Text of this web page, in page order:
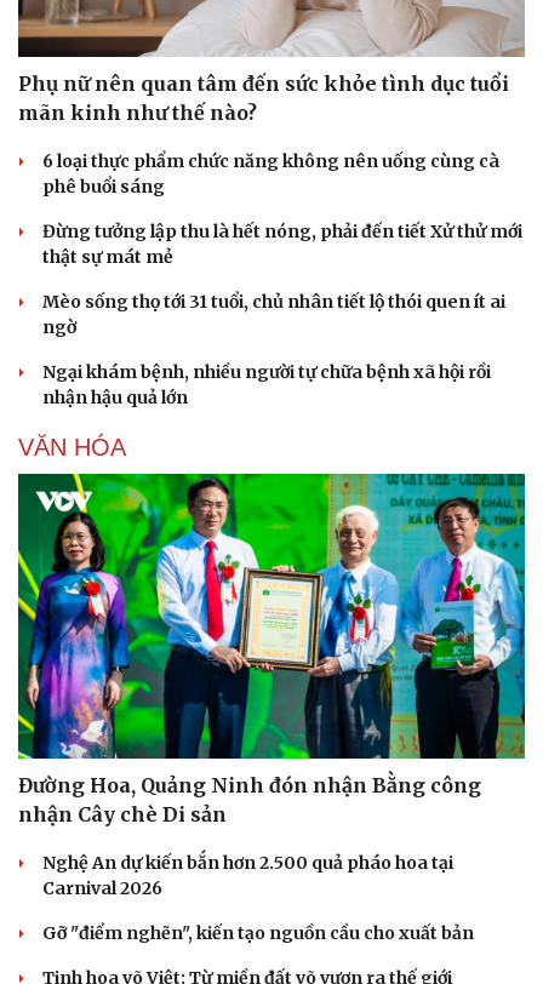
Phụ nữ nên quan tâm đến sức khỏe tình dục tuổi
mãn kinh như thế nào?
6 loại thực phẩm chức năng không nên uống cùng cà
phê buổi sáng
Đừng tưởng lập thu là hết nóng, phải đến tiết Xử thử mới
thật sự mát mẻ
Mèo sống thọ tới 31 tuổi, chủ nhân tiết lộ thói quen ít ai
ngờ
Ngại khám bệnh, nhiều người tự chữa bệnh xã hội rồi
nhận hậu quả lớn
VĂN HÓA
Đường Hoa, Quảng Ninh đón nhận Bằng công
nhận Cây chè Di sản
Nghệ An dự kiến bắn hơn 2.500 quả pháo hoa tại
Carnival 2026
Gỡ "điểm nghẽn", kiến tạo nguồn cầu cho xuất bản
Tinh hoa võ Việt: Từ miền đất võ vươn ra thế giới